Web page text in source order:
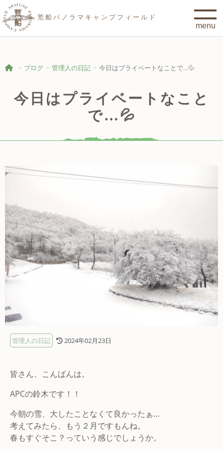
荒船パノラマキャンプフィールド
ブログ 管理人の日記 今日はプライベートなことで…💦
今日はプライベートなこと
で…💦
管理人の日記 2024年02月23日
皆さん、こんばんは。
APCの鈴木です！！
今朝の雪、大したことなくて良かったぁ…
考えてみたら、もう２月ですもんね。
春もすぐそこ？っていう感じでしょうか。